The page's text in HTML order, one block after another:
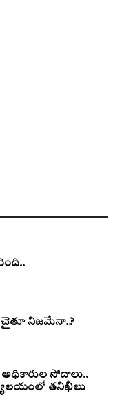
చైతూ నిజమేనా..?
సోదాలు..
తనిఖీలు